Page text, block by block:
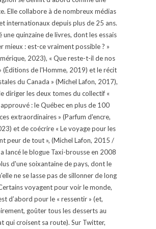
Elle collabore à de nombreux médias
internationaux depuis plus de 25 ans.
une quinzaine de livres, dont les essais
mieux : est-ce vraiment possible ? »
2023), « Que reste-t-il de nos
(Éditions de l'Homme, 2019) et le récit
du Canada » (Michel Lafon, 2017),
diriger les deux tomes du collectif «
: le Québec en plus de 100
extraordinaires » (Parfum d'encre,
et de coécrire « Le voyage pour les
peur de tout », (Michel Lafon, 2015 /
lancé le blogue Taxi-brousse en 2008
d'une soixantaine de pays, dont le
ne se lasse pas de sillonner de long
voyagent pour voir le monde,
d’abord pour le « ressentir » (et,
goûter tous les desserts au
qui croisent sa route). Sur Twitter,